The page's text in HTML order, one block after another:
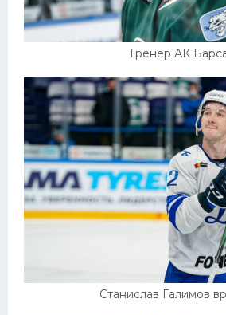
Тренер АК
Станислав Галимов